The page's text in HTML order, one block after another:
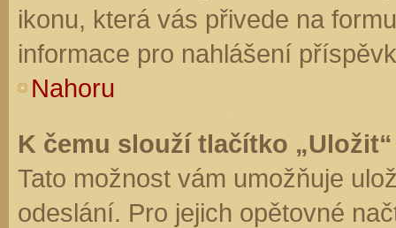
ikonu, která vás přivede na
informace pro nahlášení
Nahoru
K čemu slouží tlačítko
Tato možnost vám umožňuje
odeslání. Pro jejich opětovné